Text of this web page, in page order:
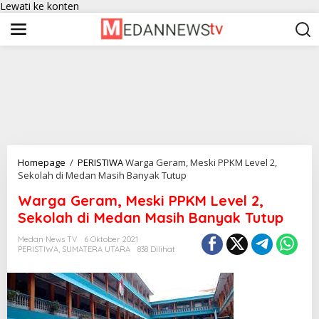
Lewati ke konten
Homepage / PERISTIWAWarga Geram, Meski PPKM Level 2,
Sekolah di Medan Masih Banyak Tutup
Warga Geram, Meski PPKM Level 2,
Sekolah di Medan Masih Banyak Tutup
Medan News TV
6 Oktober 2021
PERISTIWA, SUMATERA UTARA 838 Dilihat